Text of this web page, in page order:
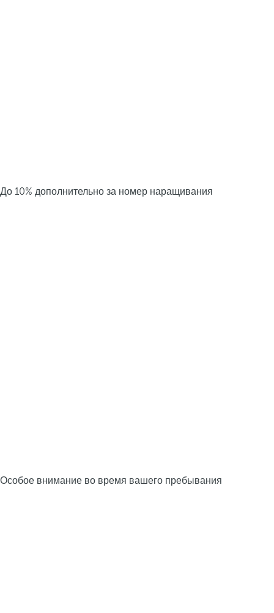
До 10% дополнительно за номер наращивания
Особое внимание во время вашего пребывания